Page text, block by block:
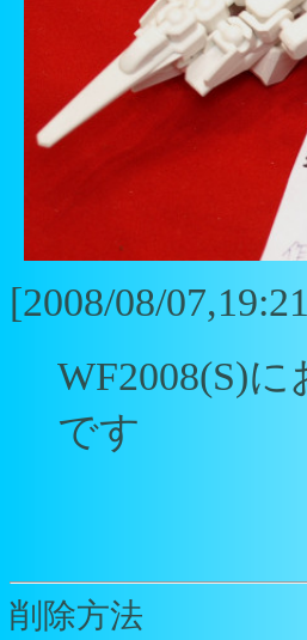
[2008/08/
WF2008(S)
です
削除方法